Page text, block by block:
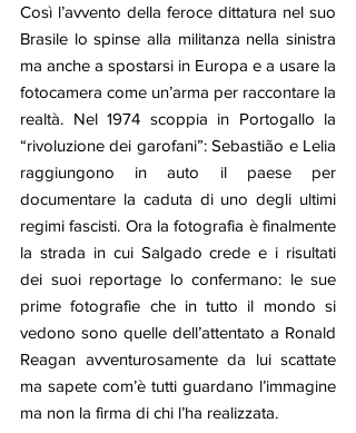
Così l’avvento della feroce dittatura nel suo
Brasile lo spinse alla militanza nella sinistra
ma anche a spostarsi in Europa e a usare la
fotocamera come un’arma per raccontare la
realtà. Nel 1974 scoppia in Portogallo la
“rivoluzione dei garofani”: Sebastião e Lelia
raggiungono in auto il paese per
documentare la caduta di uno degli ultimi
regimi fascisti. Ora la fotografia è finalmente
la strada in cui Salgado crede e i risultati
dei suoi reportage lo confermano: le sue
prime fotografie che in tutto il mondo si
vedono sono quelle dell’attentato a Ronald
Reagan avventurosamente da lui scattate
ma sapete com’è tutti guardano l’immagine
ma non la firma di chi l’ha realizzata.